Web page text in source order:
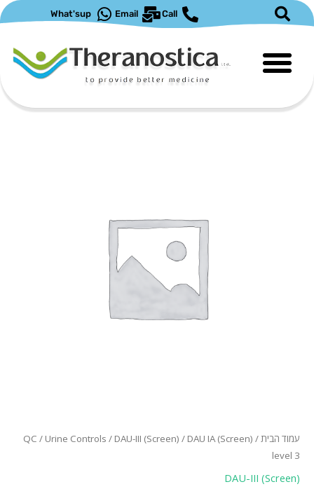
Call
Email
What'sup
עמוד הבית/
QC / Urine Controls / DAU-III (Screen) / DAU IA (Screen)
level 3
DAU-III (Screen)